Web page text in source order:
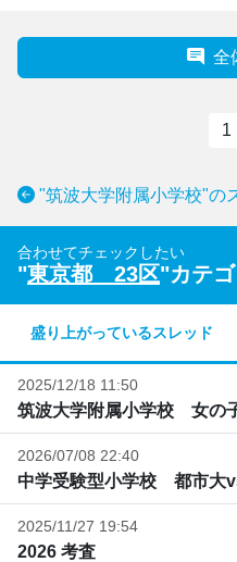
全
1
"筑波大学附属小学校"の
合わせてチェックしたい
"東京都 23区"カテ
盛り上がっているスレッド
2025/12/18 11:50
筑波大学附属小学校 女の
2026/07/08 22:40
中学受験型小学校 都市大
2025/11/27 19:54
2026 考査